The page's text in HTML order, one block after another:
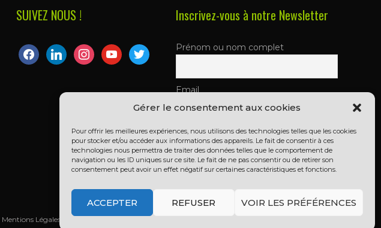
Gérer le consentement aux cookies
Pour offrir les meilleures expériences, nous utilisons des technologies telles que les cookies
pour stocker et/ou accéder aux informations des appareils. Le fait de consentir à ces
technologies nous permettra de traiter des données telles que le comportement de
navigation ou les ID uniques sur ce site. Le fait de ne pas consentir ou de retirer son
consentement peut avoir un effet négatif sur certaines caractéristiques et fonctions.
ACCEPTER REFUSER VOIR LES PRÉFÉRENCES
SUIVEZ NOUS !
facebooklinkedininstagramyoutubetwitter
Inscrivez-vous à notre Newsletter
Prénom ou nom complet
Email
En continuant, vous acceptez la
politique de confidentialité
Mentions Légales